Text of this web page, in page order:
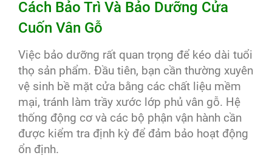
Cách Bảo Trì Và Bảo Dưỡng Cửa
Cuốn Vân Gỗ
Việc bảo dưỡng rất quan trọng để kéo dài tuổi
thọ sản phẩm. Đầu tiên, bạn cần thường xuyên
vệ sinh bề mặt cửa bằng các chất liệu mềm
mại, tránh làm trầy xước lớp phủ vân gỗ. Hệ
thống động cơ và các bộ phận vận hành cần
được kiểm tra định kỳ để đảm bảo hoạt động
ổn định.